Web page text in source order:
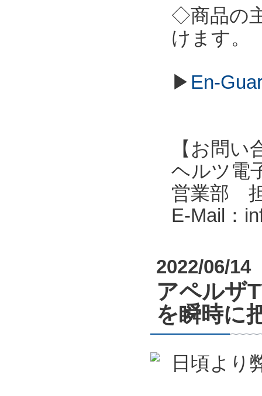
◇商品の
けます。
▶ En-
【お問い
ヘルツ電
営業部
E-Mail：
2022/06/14
アペルザ
を瞬時に
日頃より